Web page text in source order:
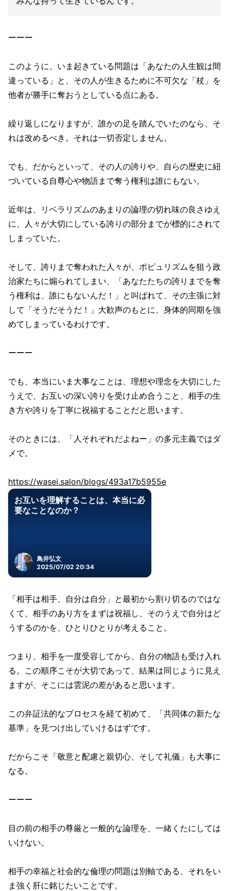
ーーー
このように、いま起きている問題は「あなたの人生観は間
違っている」と、その人が生きるために不可欠な「杖」を
他者が勝手に奪おうとしている点にある。
繰り返しになりますが、誰かの足を踏んでいたのなら、そ
れは改めるべき。それは一切否定しません。
でも、だからといって、その人の誇りや、自らの歴史に紐
づいている自尊心や物語まで奪う権利は誰にもない。
近年は、リベラリズムのあまりの論理の切れ味の良さゆえ
に、人々が大切にしている誇りの部分までが標的にされて
しまっていた。
そして、誇りまで奪われた人々が、ポピュリズムを狙う政
治家たちに煽られてしまい、「あなたたちの誇りまでを奪
う権利は、誰にもないんだ！」と叫ばれて、その主張に対
して「そうだそうだ！」大歓声のもとに、身体的同期を強
めてしまっているわけです。
ーーー
でも、本当にいま大事なことは、理想や理念を大切にした
うえで、お互いの深い誇りを受け止め合うこと、相手の生
き方や誇りを丁寧に祝福することだと思います。
そのときには、「人それぞれだよねー」の多元主義ではダ
メで。
https://wasei.salon/blogs/493a17b5955e
お互いを理解することは、本当に必
要なことなのか？
鳥井弘文
2025/07/02 20:34
「相手は相手、自分は自分」と最初から割り切るのではな
くて、相手のあり方をまずは祝福し、そのうえで自分はど
うするのかを、ひとりひとりが考えること。
つまり、相手を一度受容してから、自分の物語も受け入れ
る。この順序こそが大切であって、結果は同じように見え
ますが、そこには雲泥の差があると思います。
この弁証法的なプロセスを経て初めて、「共同体の新たな
基準」を見つけ出していけるはずです。
だからこそ「敬意と配慮と親切心、そして礼儀」も大事に
なる。
ーーー
目の前の相手の尊厳と一般的な論理を、一緒くたにしては
いけない。
相手の幸福と社会的な倫理の問題は別軸である、それをい
ま強く肝に銘じたいことです。